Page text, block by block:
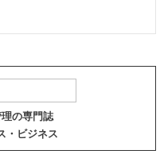
の専門誌
・ビジネス